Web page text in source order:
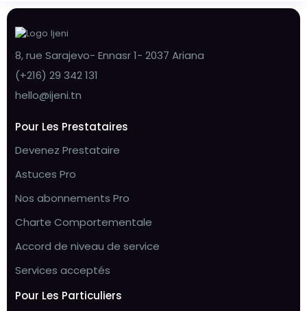
8, rue Sarajevo- Ennasr 1- 2037 Ariana
(+216) 29 342 131
hello@ijeni.tn
Pour Les Prestataires
Devenez Prestataire
Astuces Pro
Nos abonnements Pro
Charte Comportementale
Accord de niveau de service
Services acceptés
Pour Les Particuliers